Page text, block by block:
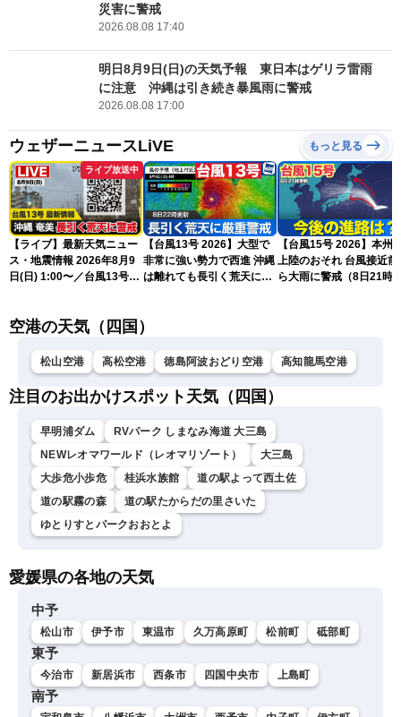
災害に警戒
2026.08.08 17:40
明日8月9日(日)の天気予報 東日本はゲリラ雷雨
に注意 沖縄は引き続き暴風雨に警戒
2026.08.08 17:00
ウェザーニュースLiVE もっと見る
ライブ放送中
【ライブ】最新天気ニュー
ス・地震情報 2026年8月9
日(日) 1:00〜／台風13号・
LiVE〉
【台風13号 2026】大型で
非常に強い勢力で西進 沖縄
は離れても長引く荒天に厳
【台風15号 2026】本州
上陸のおそれ 台風接近前
ら大雨に警戒（8日21時
空港の天気（四国）
松山空港 高松空港 徳島阿波おどり空港 高知龍馬空港
注目のお出かけスポット天気（四国）
早明浦ダム
RVパーク しまなみ海道 大三島
NEWレオマワールド（レオマリゾート）
大三島
大歩危小歩危
桂浜水族館
道の駅よって西土佐
道の駅霧の森
道の駅たからだの里さいた
ゆとりすとパークおおとよ
愛媛県の各地の天気
中予
松山市 伊予市 東温市 久万高原町 松前町 砥部町
東予
今治市 新居浜市 西条市 四国中央市 上島町
南予